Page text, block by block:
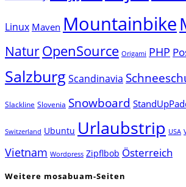
Linux Maven Mountainbike
NaturOpenSource Origami PHP
SalzburgScandinavia
Slackline Slovenia Snowboard
Switzerland Ubuntu Urlaubstrip USA
Vietnam Wordpress Zipflbob Österreich
Weitere mosabuam-Seiten